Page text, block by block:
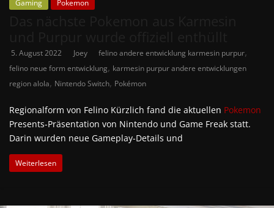
Gaming Pokemon
5. August 2022 Joey felino andere entwicklung karmesin purpur,
felino neue form entwicklung, karmesin purpur andere entwicklungen
region alola, Nintendo Switch, Pokémon
Regionalform von Felino Kürzlich fand die aktuellen Pokemon
Presents-Präsentation von Nintendo und Game Freak statt.
Darin wurden neue Gameplay-Details und
Weiterlesen